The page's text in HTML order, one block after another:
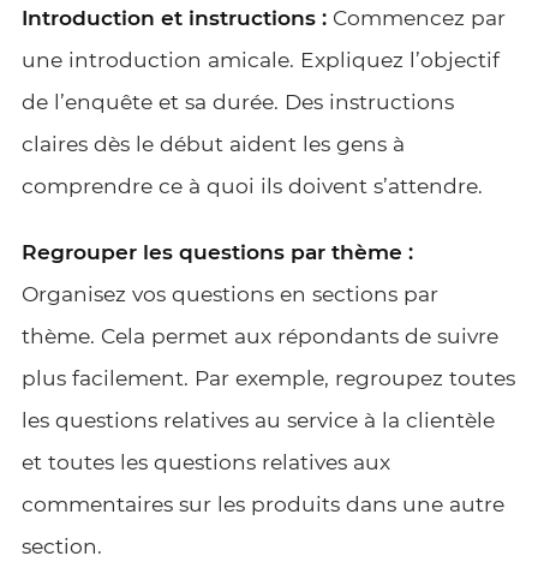
Introduction et instructions : Commencez par
une introduction amicale. Expliquez l’objectif
de l’enquête et sa durée. Des instructions
claires dès le début aident les gens à
comprendre ce à quoi ils doivent s’attendre.
Regrouper les questions par thème :
Organisez vos questions en sections par
thème. Cela permet aux répondants de suivre
plus facilement. Par exemple, regroupez toutes
les questions relatives au service à la clientèle
et toutes les questions relatives aux
commentaires sur les produits dans une autre
section.